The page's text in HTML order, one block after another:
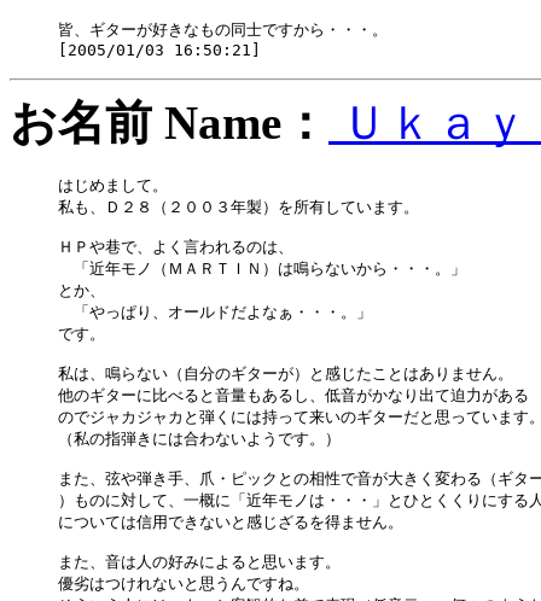
皆、ギターが好きなもの同士ですから・・・。
お名前 Name： Ｕｋａ
はじめまして。
私も、Ｄ２８（２００３年製）を所有しています。
ＨＰや巷で、よく言われるのは、
「近年モノ（ＭＡＲＴＩＮ）は鳴らないから・・・。」
とか、
「やっぱり、オールドだよなぁ・・・。」
です。
私は、鳴らない（自分のギターが）と感じたことはありません。
他のギターに比べると音量もあるし、低音がかなり出て迫力がある
のでジャカジャカと弾くには持って来いのギターだと思っています
（私の指弾きには合わないようです。）
また、弦や弾き手、爪・ピックとの相性で音が大きく変わる（ギタ
）ものに対して、一概に「近年モノは・・・」とひとくくりにする
については信用できないと感じざるを得ません。
また、音は人の好みによると思います。
優劣はつけれないと思うんですね。